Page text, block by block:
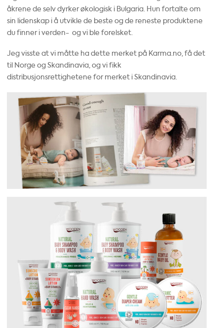
åkrene de selv dyrker økologisk i Bulgaria. Hun fortalte om
sin lidenskap i å utvikle de beste og de reneste produktene
du finner i verden- og vi ble forelsket.
Jeg visste at vi måtte ha dette merket på Karma.no, få det
til Norge og Skandinavia, og vi fikk
distribusjonsrettighetene for merket i Skandinavia.